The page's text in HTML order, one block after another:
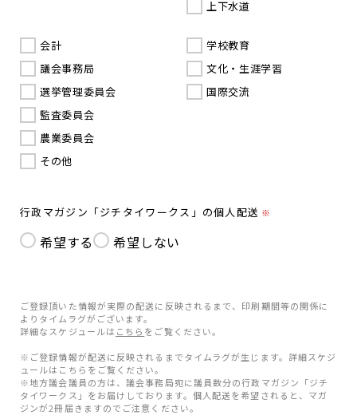
上下水道
会計
議会事務局
選挙管理委員会
監査委員会
農業委員会
その他
学校教育
文化・生涯学習
国際交流
行政マガジン「ジチタイワークス」の個人配送 ※
希望する 希望しない
ご登録頂いた情報が実際の配送に反映されるまで、印刷期間等の関係に
よりタイムラグがございます。
詳細なスケジュールは こちら をご覧ください。
※ご登録情報が配送に反映されるまでタイムラグが生じます。詳細スケジ
ュールはこちらをご覧ください。
※地方議会議員の方は、議会事務局宛に議員数分の行政マガジン「ジチ
タイワークス」をお届けしております。個人配送を希望されると、マガ
ジンが2冊届きますのでご注意ください。